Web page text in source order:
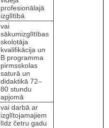
profesionālajā
izglītībā
vai
sākumizglītības
skolotāja
kvalifikācija un
B programma
pirmsskolas
saturā un
didaktikā 72–
80 stundu
apjomā
vai darbā ar
izglītojamajiem
līdz četru gadu